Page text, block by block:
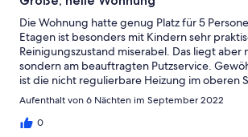
Die Wohnung hatte genug Platz für 5
Etagen ist besonders mit Kindern sehr
Reinigungszustand miserabel. Das liegt aber
sondern am beauftragten Putzservice.
ist die nicht regulierbare Heizung im oberen
Ansonsten war die Ausstattung der Wohnung
Aufenthalt von 6 Nächten im September 2022
0